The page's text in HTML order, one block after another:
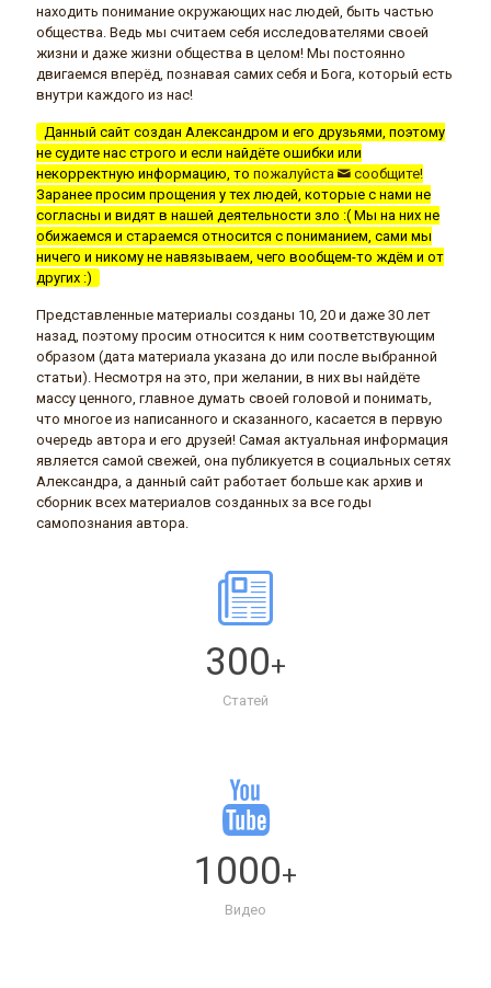
находить понимание окружающих нас людей, быть частью
общества. Ведь мы считаем себя исследователями своей
жизни и даже жизни общества в целом! Мы постоянно
двигаемся вперёд, познавая самих себя и Бога, который есть
внутри каждого из нас!
Данный сайт создан Александром и его друзьями, поэтому
не судите нас строго и если найдёте ошибки или
некорректную информацию, то пожалуйста
сообщите!
Заранее просим прощения у тех людей, которые с нами не
согласны и видят в нашей деятельности зло :( Мы на них не
обижаемся и стараемся относится с пониманием, сами мы
ничего и никому не навязываем, чего вообщем-то ждём и от
других :)
Представленные материалы созданы 10, 20 и даже 30 лет
назад, поэтому просим относится к ним соответствующим
образом (дата материала указана до или после выбранной
статьи). Несмотря на это, при желании, в них вы найдёте
массу ценного, главное думать своей головой и понимать,
что многое из написанного и сказанного, касается в первую
очередь автора и его друзей! Самая актуальная информация
является самой свежей, она публикуется в социальных сетях
Александра, а данный сайт работает больше как архив и
сборник всех материалов созданных за все годы
самопознания автора.
300+
Статей
1000+
Видео